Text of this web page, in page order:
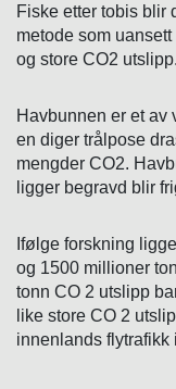
Fiske etter tobis blir
metode som
og store CO2 utslipp.
Havbunnen er et av
en diger trålpose
mengder CO2.
ligger begravd blir
Ifølge forskning
og 1500 millioner
tonn CO 2 utslipp
like store CO 2
innenlands flytrafikk